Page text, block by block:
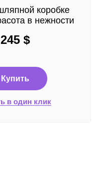
коробке
в нежности
245 $
Купить
в один клик